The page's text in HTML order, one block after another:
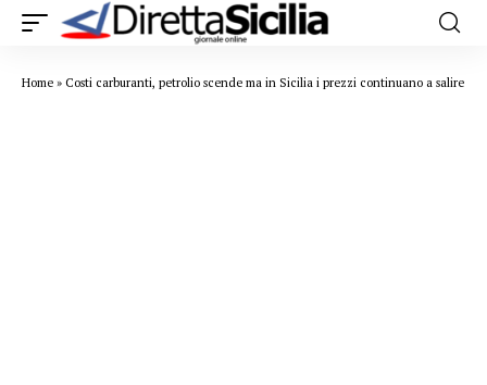
Home » Costi carburanti, petrolio scende ma in Sicilia i prezzi continuano a salire